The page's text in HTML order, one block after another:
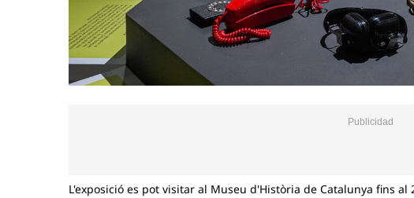
L'exposició es pot visitar al Museu d'Història de Catalunya fins